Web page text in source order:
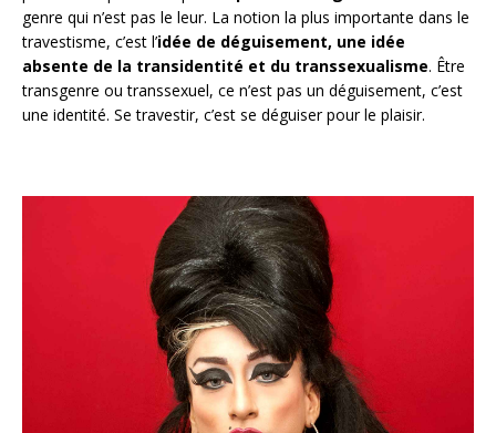
genre qui n’est pas le leur. La notion la plus importante dans le
travestisme, c’est l’idée de déguisement, une idée
absente de la transidentité et du transsexualisme. Être
transgenre ou transsexuel, ce n’est pas un déguisement, c’est
une identité. Se travestir, c’est se déguiser pour le plaisir.